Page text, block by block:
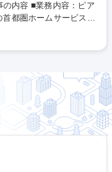
都圏ホームサービス事
：ピアノ、冷蔵庫、コ
社の株式会社アフターが
。 ※建物の改変を伴う業